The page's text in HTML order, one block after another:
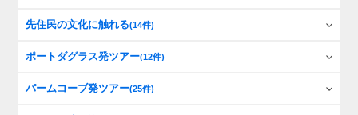
先住民の文化に触れる(14件)
ポートダグラス発ツアー(12件)
パームコーブ発ツアー(25件)